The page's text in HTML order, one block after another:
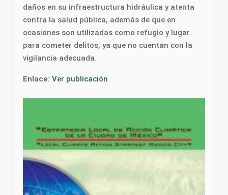
daños en su infraestructura hidráulica y atenta
contra la salud pública, además de que en
ocasiones son utilizadas como refugio y lugar
para cometer delitos, ya que no cuentan con la
vigilancia adecuada.
Enlace: Ver publicación